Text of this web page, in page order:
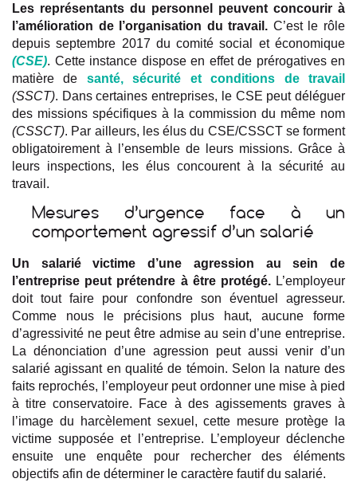
Les représentants du personnel peuvent concourir à
l’amélioration de l’organisation du travail. C’est le rôle
depuis septembre 2017 du comité social et économique
(CSE). Cette instance dispose en effet de prérogatives en
matière de santé, sécurité et conditions de travail
(SSCT). Dans certaines entreprises, le CSE peut déléguer
des missions spécifiques à la commission du même nom
(CSSCT). Par ailleurs, les élus du CSE/CSSCT se forment
obligatoirement à l’ensemble de leurs missions. Grâce à
leurs inspections, les élus concourent à la sécurité au
travail.
Mesures d’urgence face à un
comportement agressif d’un salarié
Un salarié victime d’une agression au sein de
l’entreprise peut prétendre à être protégé.L’employeur
doit tout faire pour confondre son éventuel agresseur.
Comme nous le précisions plus haut, aucune forme
d’agressivité ne peut être admise au sein d’une entreprise.
La dénonciation d’une agression peut aussi venir d’un
salarié agissant en qualité de témoin. Selon la nature des
faits reprochés, l’employeur peut ordonner une mise à pied
à titre conservatoire. Face à des agissements graves à
l’image du harcèlement sexuel, cette mesure protège la
victime supposée et l’entreprise. L’employeur déclenche
ensuite une enquête pour rechercher des éléments
objectifs afin de déterminer le caractère fautif du salarié.